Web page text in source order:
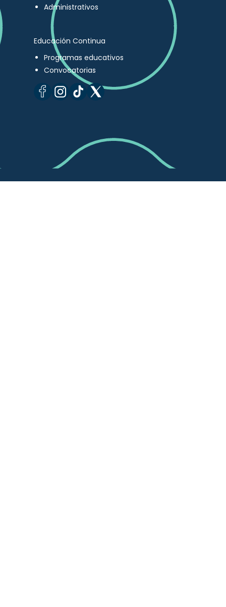
Administrativos
Educación Continua
Programas educativos
Convocatorias